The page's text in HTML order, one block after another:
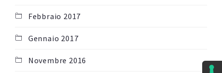
Febbraio 2017
Gennaio 2017
Novembre 2016